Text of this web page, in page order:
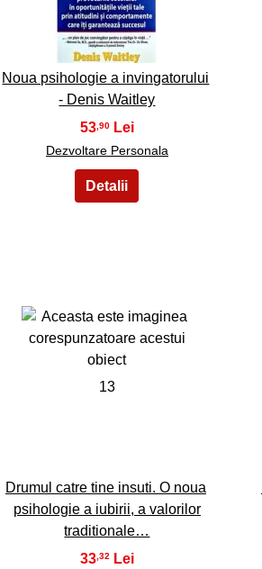
Noua psihologie a invingatorului
- Denis Waitley
53 ,90
Dezvoltare Personala
13
Drumul catre tine insuti. O noua
psihologie a iubirii, a valorilor
traditionale…
33,32